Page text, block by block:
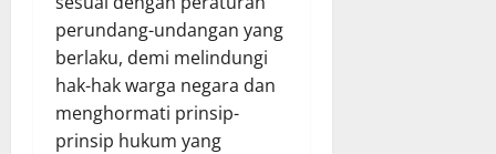
perundang-undangan yang
berlaku, demi melindungi
hak-hak warga negara dan
menghormati prinsip-
prinsip hukum yang